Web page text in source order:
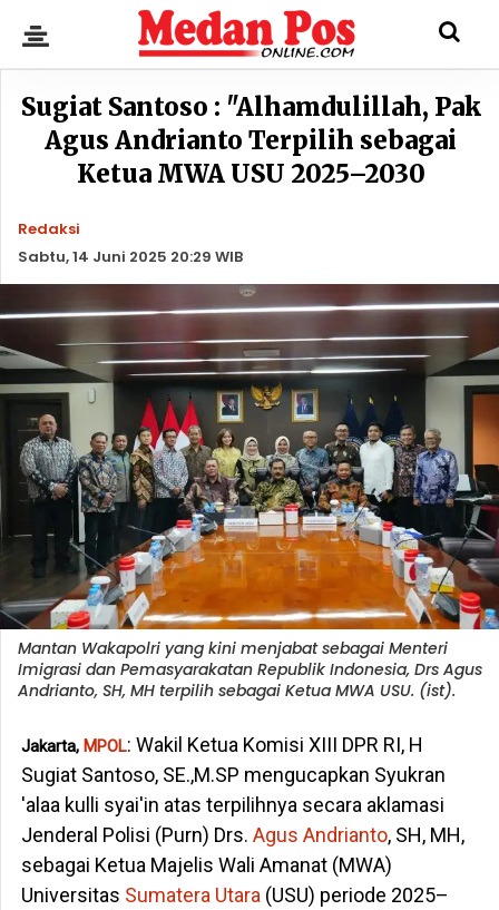
Sugiat Santoso : "Alhamdulillah, Pak
Agus Andrianto Terpilih sebagai
Ketua MWA USU 2025–2030
Redaksi
Sabtu, 14 Juni 2025 20:29 WIB
Mantan Wakapolri yang kini menjabat sebagai Menteri
Imigrasi dan Pemasyarakatan Republik Indonesia, Drs Agus
Andrianto, SH, MH terpilih sebagai Ketua MWA USU. (ist).
Jakarta, MPOL: Wakil Ketua Komisi XIII DPR RI, H
Sugiat Santoso, SE.,M.SP mengucapkan Syukran
'alaa kulli syai'in atas terpilihnya secara aklamasi
Jenderal Polisi (Purn) Drs. Agus Andrianto, SH, MH,
sebagai Ketua Majelis Wali Amanat (MWA)
Universitas Sumatera Utara(USU) periode 2025–